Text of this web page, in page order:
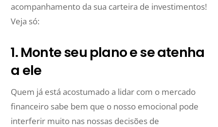
acompanhamento da sua carteira de investimentos!
Veja só:
1. Monte seu plano e se atenha
a ele
Quem já está acostumado a lidar com o mercado
financeiro sabe bem que o nosso emocional pode
interferir muito nas nossas decisões de